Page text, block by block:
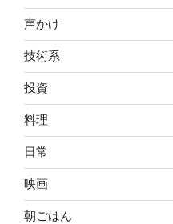
声かけ
技術系
投資
料理
日常
映画
朝ごはん